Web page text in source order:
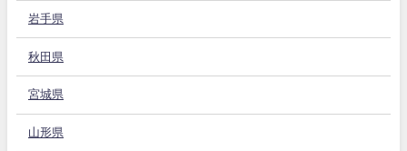
岩手県
秋田県
宮城県
山形県